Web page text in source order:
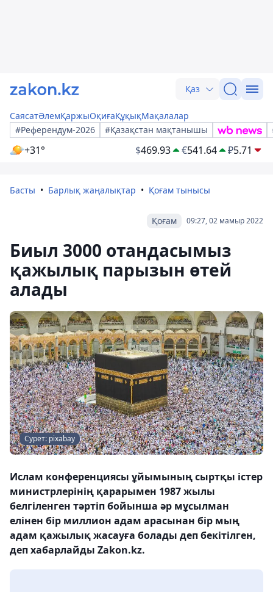
Қаз
СаясатӘлемҚаржыОқиғаҚұқықМақалалар
#Референдум-2026
#Қазақстан мақтанышы
+31° $469.93 €541.64 ₽5.71
Басты Барлық жаңалықтар Қоғам тынысы
09:27, 02 мамыр 2022
Қоғам
Биыл 3000 отандасымыз
қажылық парызын өтей
алады
Сурет: pixabay
Ислам конференциясы ұйымының сыртқы істер
министрлерінің қарарымен 1987 жылы
белгіленген тәртіп бойынша әр мұсылман
елінен бір миллион адам арасынан бір мың
адам қажылық жасауға болады деп бекітілген,
деп хабарлайды Zakon.kz.